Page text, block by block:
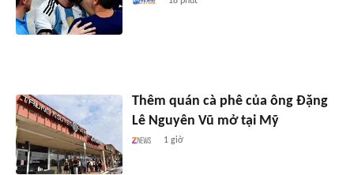
Thêm quán cà phê của ông Đặng
Lê Nguyên Vũ mở tại Mỹ
1 giờ